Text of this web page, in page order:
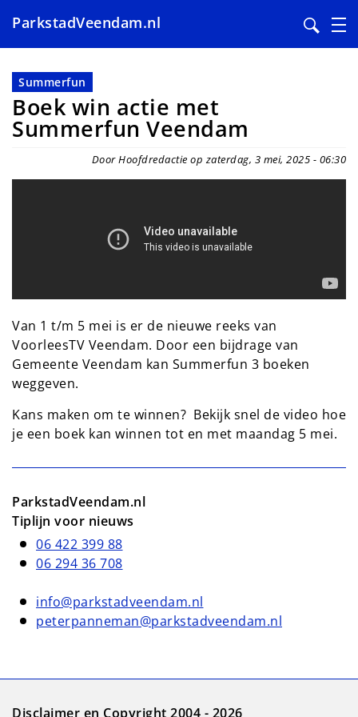
en
naar
de
inhoud
ParkstadVeendam.nl
Summerfun
Boek win actie met
Summerfun Veendam
Door Hoofdredactie op zaterdag, 3 mei, 2025 - 06:30
Van 1 t/m 5 mei is er de nieuwe reeks van
VoorleesTV Veendam. Door een bijdrage van
Gemeente Veendam kan Summerfun 3 boeken
weggeven.
Kans maken om te winnen? Bekijk snel de video hoe
je een boek kan winnen tot en met maandag 5 mei.
ParkstadVeendam.nl
Tiplijn voor nieuws
06 422 399 88
06 294 36 708
info@parkstadveendam.nl
peterpanneman@parkstadveendam.nl
Disclaimer en Copyright 2004 - 2026